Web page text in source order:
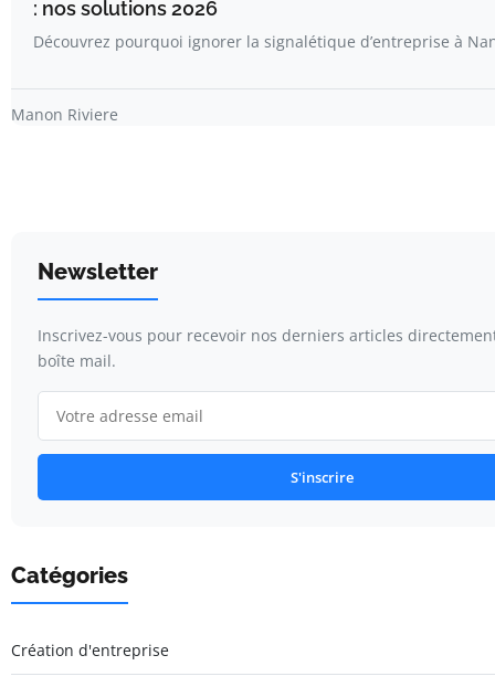
: nos solutions 2026
Découvrez pourquoi ignorer la signalétique d’entreprise à
Manon Riviere
Newsletter
Inscrivez-vous pour recevoir nos derniers articles
boîte mail.
S'inscrire
Catégories
Création d'entreprise